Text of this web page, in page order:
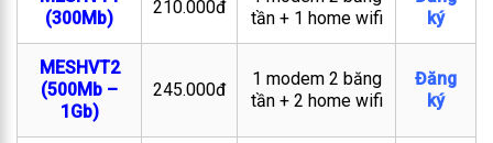
(300Mb)
210.000đ
tần + 1 home wifi
ký
MESHVT2
(500Mb –
1Gb)
245.000đ
1 modem 2 băng
tần + 2 home wifi
Đăng
ký